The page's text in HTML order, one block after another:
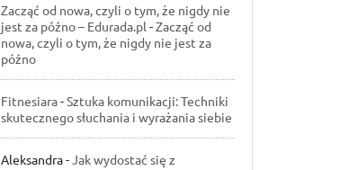
Zacząć od nowa, czyli o tym, że nigdy nie
jest za późno – Edurada.pl -Zacząć od
nowa, czyli o tym, że nigdy nie jest za
późno
Fitnesiara-Sztuka komunikacji: Techniki
skutecznego słuchania i wyrażania siebie
Aleksandra-Jak wydostać się z